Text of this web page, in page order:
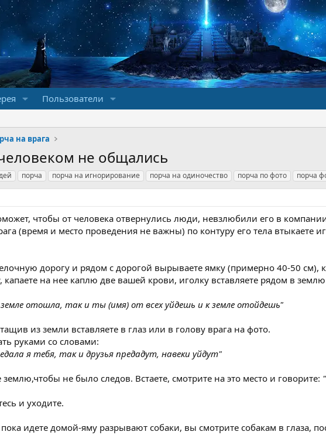
Пользователи
на врага
не общались
порча порча на игнорирование порча на одиночество порча по фото порча
чтобы от человека отвернулись люди, невзлюбили его в
(время и место проведения не важны) по контуру его тела втыкаете
дорогу и рядом с дорогой вырываете ямку (примерно 40-50 см),
на нее каплю две вашей крови, иголку вставляете рядом в землю
отошла, так и ты (имя) от всех уйдешь и к земле отойдешь"
из земли вставляете в глаз или в голову врага на фото.
руками со словами:
я тебя, так и друзья предадут, навеки уйдут"
не было следов. Встаете, смотрите на это место и говорите:
и уходите.
идете домой-яму разрывают собаки, вы смотрите собакам в глаза,